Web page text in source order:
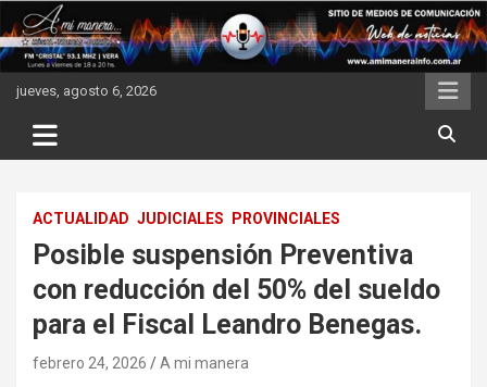
to
content
jueves, agosto 6, 2026
ACTUALIDAD JUDICIALES PROVINCIALES
Posible suspensión Preventiva
con reducción del 50% del sueldo
para el Fiscal Leandro Benegas.
febrero 24, 2026 A mi manera